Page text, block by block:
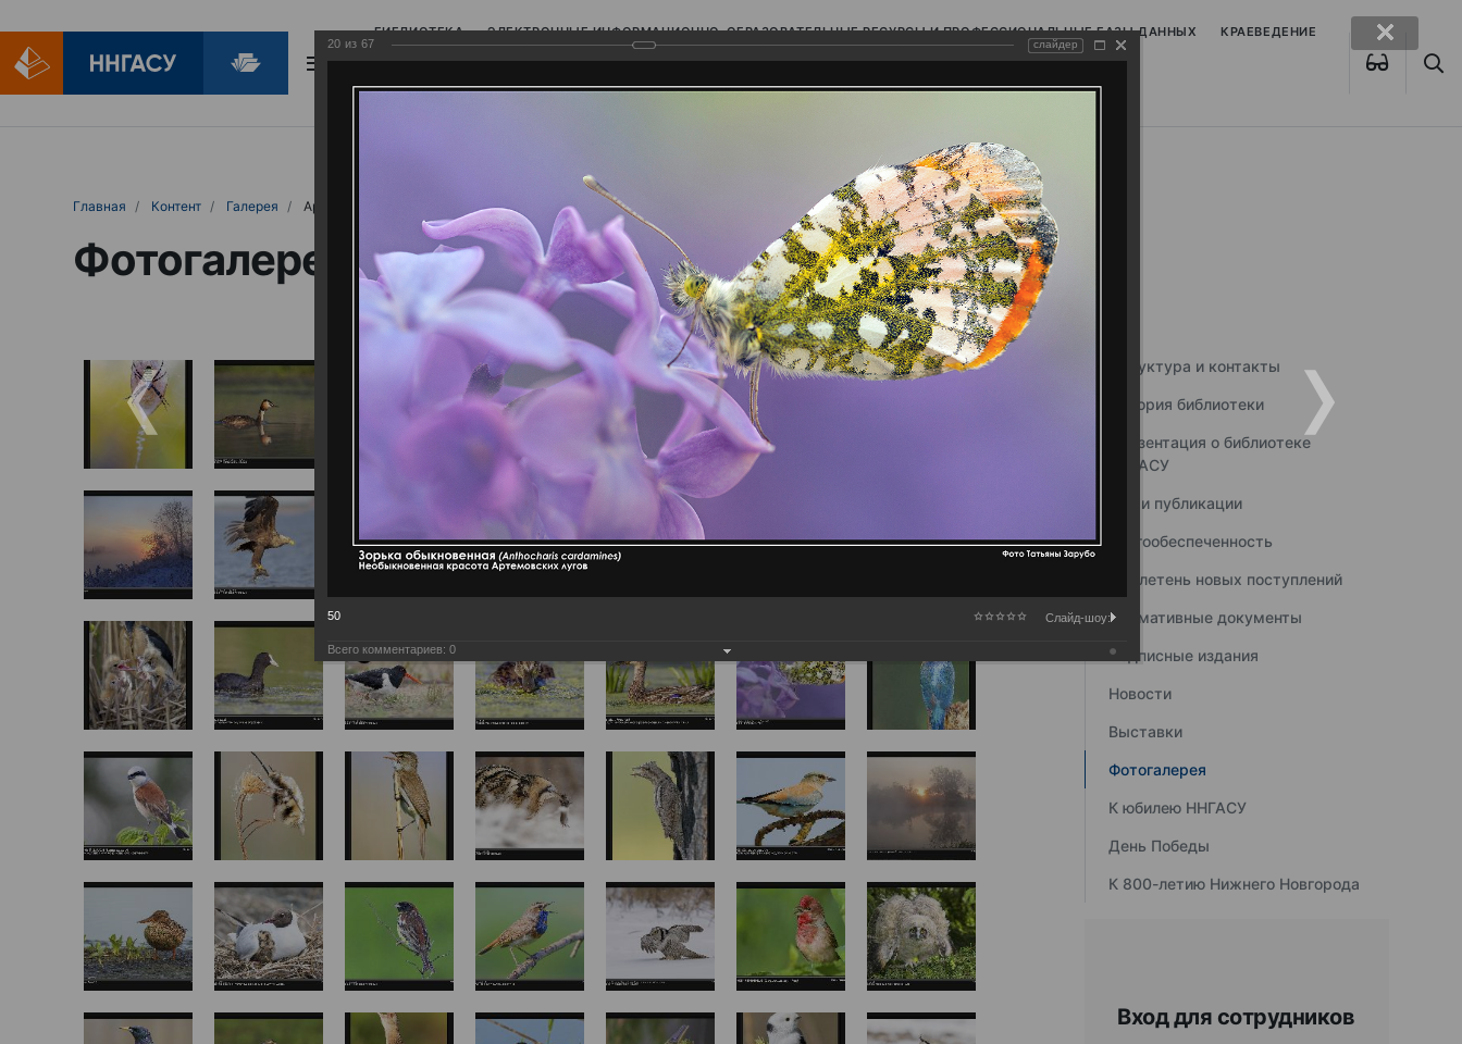
БИБЛИОТЕКА ЭЛЕКТРОННЫЕ ИНФОРМАЦИОННО-ОБРАЗОВАТЕЛЬНЫЕ РЕСУРСЫ И ПРОФЕССИОНАЛЬНЫЕ БАЗЫ ДАННЫХ КРАЕВЕДЕНИЕ
БИБЛИОПОМОЩЬ
Главная Контент Галерея Артемовские луга – жемчужина Нижегородского Поволжья
Фотогалерея
Структура и контакты
История библиотеки
Презентация о библиотеке
ННГАСУ
Наши публикации
Книгообеспеченность
Бюллетень новых поступлений
Нормативные документы
Подписные издания
Новости
Выставки
Фотогалерея
К юбилею ННГАСУ
День Победы
К 800-летию Нижнего Новгорода
Вход для сотрудников
20 из 67 слайдер
50 Слайд-шоу:
Всего комментариев: 0